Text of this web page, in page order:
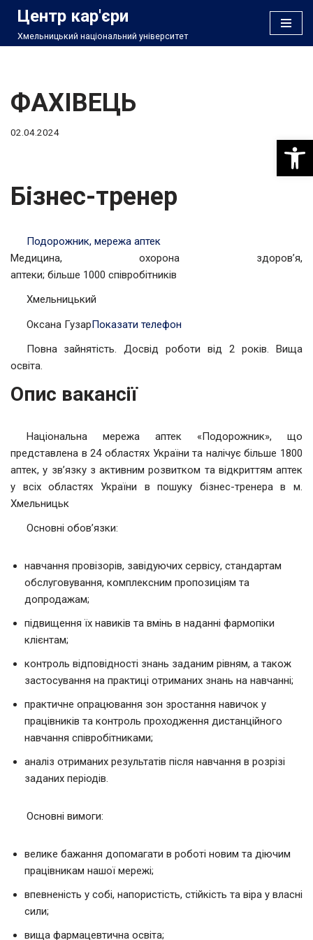
Перейти
Центр кар'єри
Хмельницький національний університет
ФАХІВЕЦЬ
02.04.2024
Бізнес-тренер
Подорожник, мережа аптек
Медицина, охорона здоров’я,
аптеки; більше 1000 співробітників
Хмельницький
Оксана ГузарПоказати телефон
Повна зайнятість. Досвід роботи від 2 років. Вища
освіта.
Опис вакансії
Національна мережа аптек «Подорожник», що
представлена в 24 областях України та налічує більше 1800
аптек, у зв’язку з активним розвитком та відкриттям аптек
у всіх областях України в пошуку бізнес-тренера в м.
Хмельницьк
Основні обов’язки:
навчання провізорів, завідуючих сервісу, стандартам
обслуговування, комплексним пропозиціям та
допродажам;
підвищення їх навиків та вмінь в наданні фармопіки
клієнтам;
контроль відповідності знань заданим рівням, а також
застосування на практиці отриманих знань на навчанні;
практичне опрацювання зон зростання навичок у
працівників та контроль проходження дистанційного
навчання співробітниками;
аналіз отриманих результатів після навчання в розрізі
заданих періодів.
Основні вимоги:
велике бажання допомагати в роботі новим та діючим
працівникам нашої мережі;
впевненість у собі, напористість, стійкість та віра у власні
сили;
вища фармацевтична освіта;